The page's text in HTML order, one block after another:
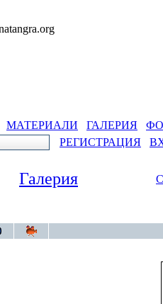
МАТЕРИАЛИ ГАЛЕРИЯ
РЕГИСТРАЦИЯ
Галерия